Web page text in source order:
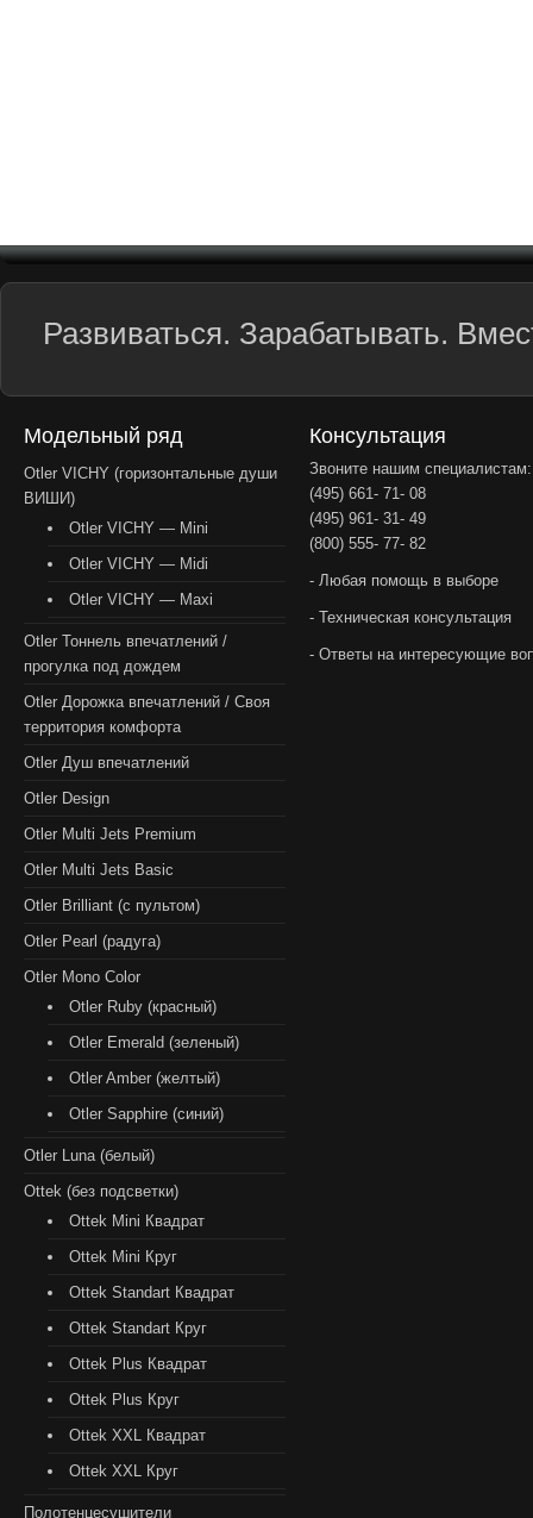
Развиваться. Зарабатывать.
Модельный ряд
Otler VICHY (горизонтальные души
ВИШИ)
Otler VICHY — Mini
Otler VICHY — Midi
Otler VICHY — Maxi
Otler Тоннель впечатлений /
прогулка под дождем
Otler Дорожка впечатлений / Своя
территория комфорта
Otler Душ впечатлений
Otler Design
Otler Multi Jets Premium
Otler Multi Jets Basic
Otler Brilliant (с пультом)
Otler Pearl (радуга)
Otler Mono Color
Otler Ruby (красный)
Otler Emerald (зеленый)
Otler Amber (желтый)
Otler Sapphire (синий)
Otler Luna (белый)
Ottek (без подсветки)
Ottek Mini Квадрат
Ottek Mini Круг
Ottek Standart Квадрат
Ottek Standart Круг
Ottek Plus Квадрат
Ottek Plus Круг
Ottek XXL Квадрат
Ottek XXL Круг
Полотенцесушители
Консультация
Звоните нашим специалистам:
(495) 661- 71- 08
(495) 961- 31- 49
(800) 555- 77- 82
- Любая помощь в выборе
- Техническая консультация
- Ответы на интересующие